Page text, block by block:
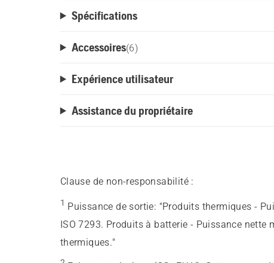
Spécifications
Accessoires(6)
Expérience utilisateur
Assistance du propriétaire
Clause de non-responsabilité :
1 Puissance de sortie: "Produits thermiques -
ISO 7293. Produits à batterie - Puissance
thermiques."